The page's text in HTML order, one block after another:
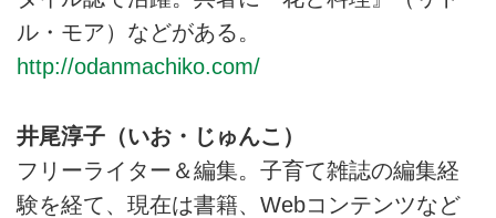
ル・モア）などがある。
http://odanmachiko.com/
井尾淳子（いお・じゅんこ）
フリーライター＆編集。子育て雑誌の編集経
験を経て、現在は書籍、Webコンテンツなど